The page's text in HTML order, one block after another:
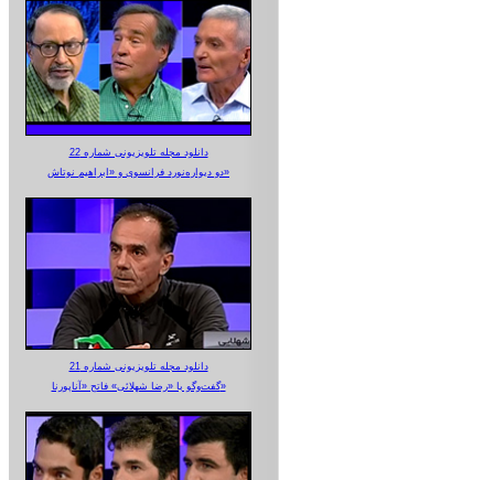
دانلود مجله تلویزیونی شماره 22
دو دیواره‌نورد فرانسوی و «ابراهیم نوتاش»
دانلود مجله تلویزیونی شماره 21
گفت‌وگو با «رضا شهلائی» فاتح «آناپورنا»